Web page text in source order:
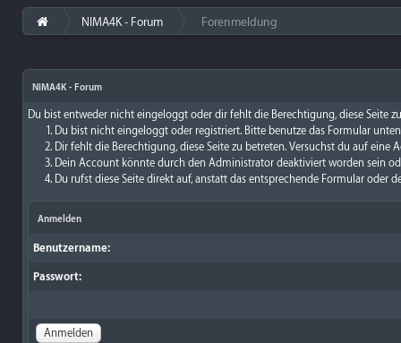
NIMA4K - Forum Forenmeldung
NIMA4K - Forum
Du bist entweder nicht eingeloggt oder dir fehlt die Berechtigung, diese Seite
Du bist nicht eingeloggt oder registriert. Bitte benutze das Formular
Dir fehlt die Berechtigung, diese Seite zu betreten. Versuchst du auf
Dein Account könnte durch den Administrator deaktiviert worden sein
Du rufst diese Seite direkt auf, anstatt das entsprechende Formular oder
Anmelden
Benutzername:
Passwort: